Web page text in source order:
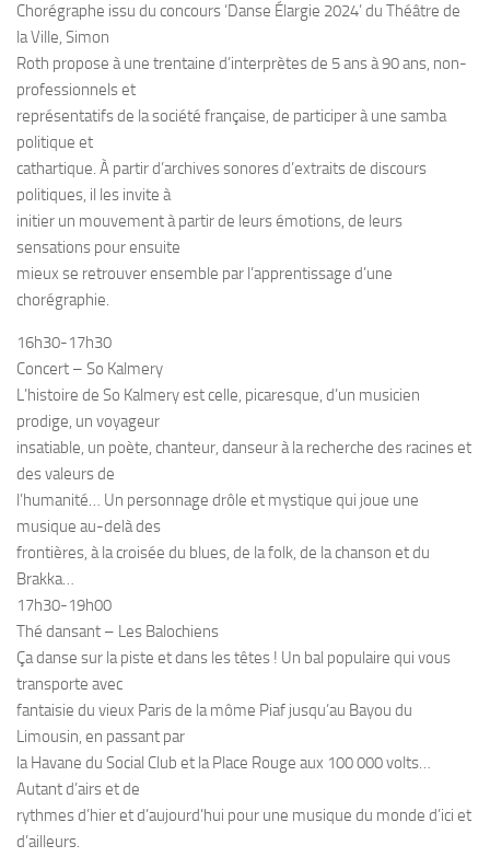
Chorégraphe issu du concours ‘Danse Élargie 2024’ du Théâtre de
la Ville, Simon
Roth propose à une trentaine d’interprètes de 5 ans à 90 ans, non-
professionnels et
représentatifs de la société française, de participer à une samba
politique et
cathartique. À partir d’archives sonores d’extraits de discours
politiques, il les invite à
initier un mouvement à partir de leurs émotions, de leurs
sensations pour ensuite
mieux se retrouver ensemble par l’apprentissage d’une
chorégraphie.
16h30-17h30
Concert – So Kalmery
L’histoire de So Kalmery est celle, picaresque, d’un musicien
prodige, un voyageur
insatiable, un poète, chanteur, danseur à la recherche des racines et
des valeurs de
l’humanité… Un personnage drôle et mystique qui joue une
musique au-delà des
frontières, à la croisée du blues, de la folk, de la chanson et du
Brakka…
17h30-19h00
Thé dansant – Les Balochiens
Ça danse sur la piste et dans les têtes ! Un bal populaire qui vous
transporte avec
fantaisie du vieux Paris de la môme Piaf jusqu’au Bayou du
Limousin, en passant par
la Havane du Social Club et la Place Rouge aux 100 000 volts…
Autant d’airs et de
rythmes d’hier et d’aujourd’hui pour une musique du monde d’ici et
d’ailleurs.